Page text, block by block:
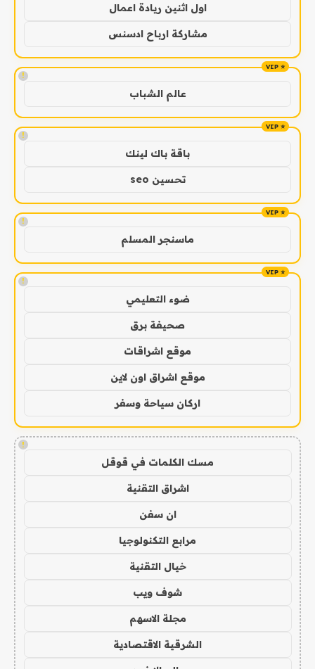
اول اثنين ريادة اعمال
مشاركة ارباح ادسنس
!
عالم الشباب
!
باقة باك لينك
تحسين seo
!
ماسنجر المسلم
!
ضوء التعليمي
صحيفة برق
موقع اشراقات
موقع اشراق اون لاين
اركان سياحة وسفر
!
مسك الكلمات في قوقل
اشراق التقنية
ان سفن
مرابع التكنولوجيا
خيال التقنية
شوف ويب
مجلة الاسهم
الشرقية الاقتصادية